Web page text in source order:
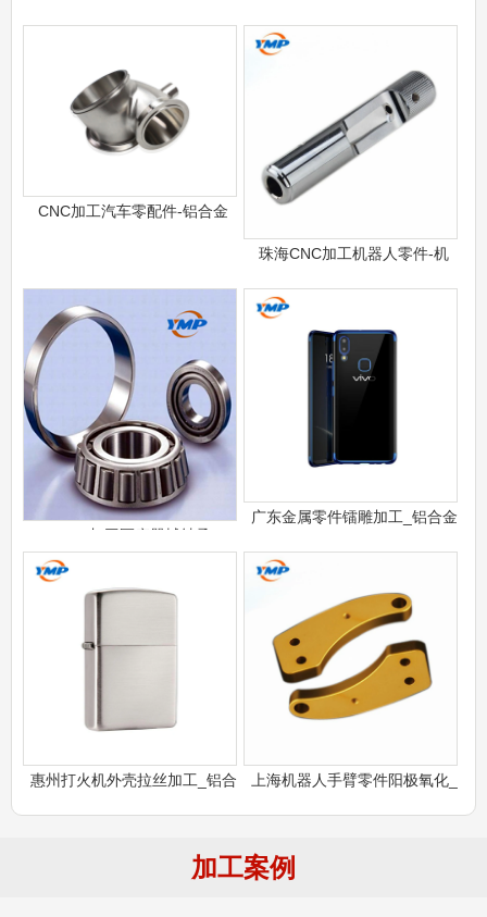
CNC加工汽车零配件-铝合金
珠海CNC加工机器人零件-机
CNC加工医疗器械轴承
广东金属零件镭雕加工_铝合金
惠州打火机外壳拉丝加工_铝合 上海机器人手臂零件阳极氧化_
加工案例